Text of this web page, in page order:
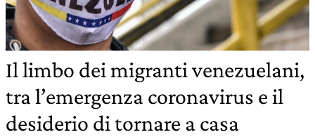
Il limbo dei migranti venezuelani,
tra l’emergenza coronavirus e il
desiderio di tornare a casa